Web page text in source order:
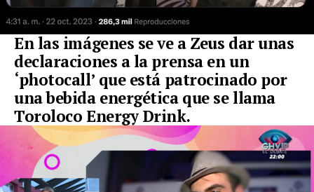
En las imágenes se ve a Zeus dar unas
declaraciones a la prensa en un
‘photocall’ que está patrocinado por
una bebida energética que se llama
Toroloco Energy Drink.